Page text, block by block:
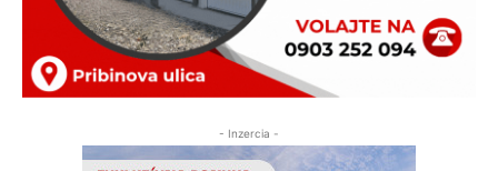
- Inzercia -